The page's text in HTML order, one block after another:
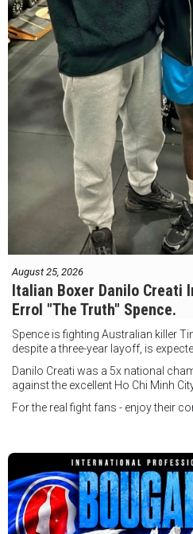
August 25, 2026
Italian Boxer Danilo Creati
Errol "The Truth" Spence.
Spence is fighting Australian killer
despite a three-year layoff, is
Danilo Creati was a 5x national
against the excellent Ho Chi Minh
For the real fight fans - enjoy their